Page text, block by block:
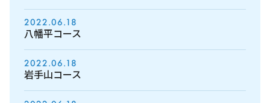
2022.06.18
八幡平コース
2022.06.18
岩手山コース